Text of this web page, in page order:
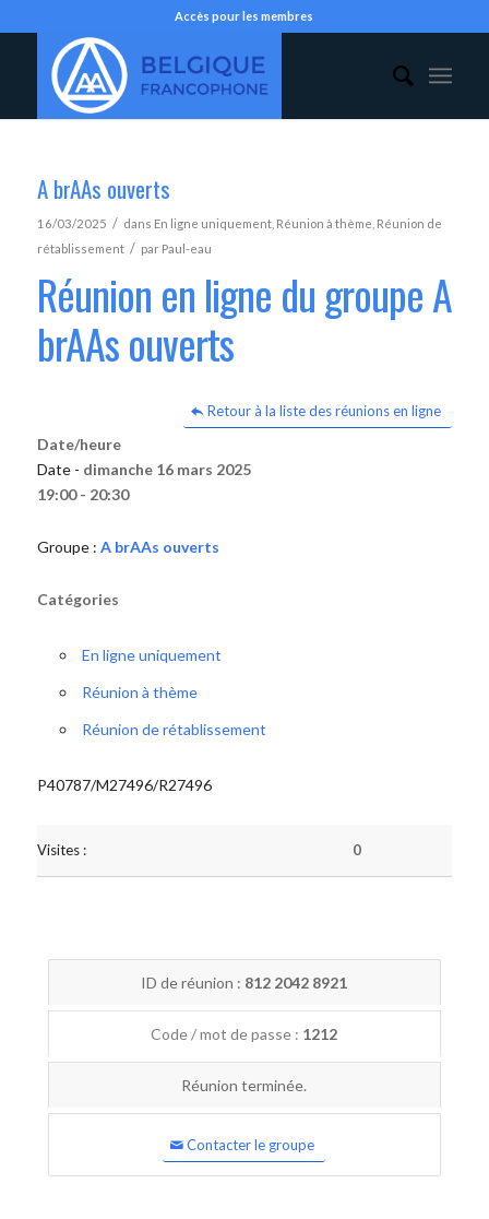
Accès pour les membres
A brAAs ouverts
16/03/2025 / dans En ligne uniquement, Réunion à thème Réunion de
rétablissement / par Paul-eau
Réunion en ligne du groupe A
brAAs ouverts
Retour à la liste des réunions en ligne
Date/heure
Date - dimanche 16 mars 2025
19:00 - 20:30
Groupe : A brAAs ouverts
Catégories
En ligne uniquement
Réunion à thème
Réunion de rétablissement
P40787/M27496/R27496
Visites : 0
ID de réunion : 812 2042 8921
Code / mot de passe : 1212
Réunion terminée.
Contacter le groupe